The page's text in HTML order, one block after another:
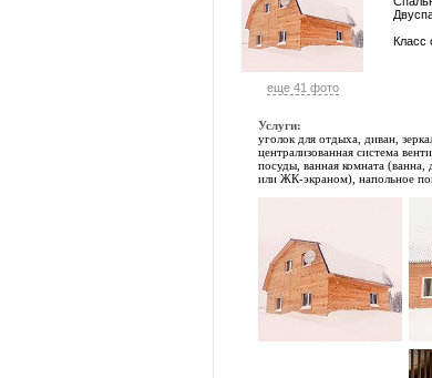
еще 41 фото
Класс
Услуги:
уголок для отдыха, диван,
централизованная система
посуды, ванная комната
или ЖК-экраном), напольное